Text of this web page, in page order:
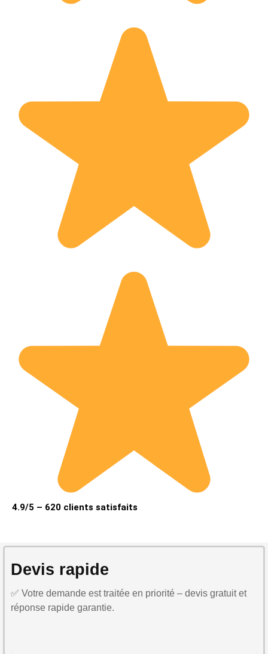
4.9/5 – 620 clients satisfaits
Devis rapide
✅ Votre demande est traitée en priorité – devis gratuit et
réponse rapide garantie.